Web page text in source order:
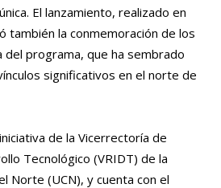
El lanzamiento, realizado en
también la conmemoración de los
programa, que ha sembrado
significativos en el norte de
de la Vicerrectoría de
Tecnológico (VRIDT) de la
Norte (UCN), y cuenta con el